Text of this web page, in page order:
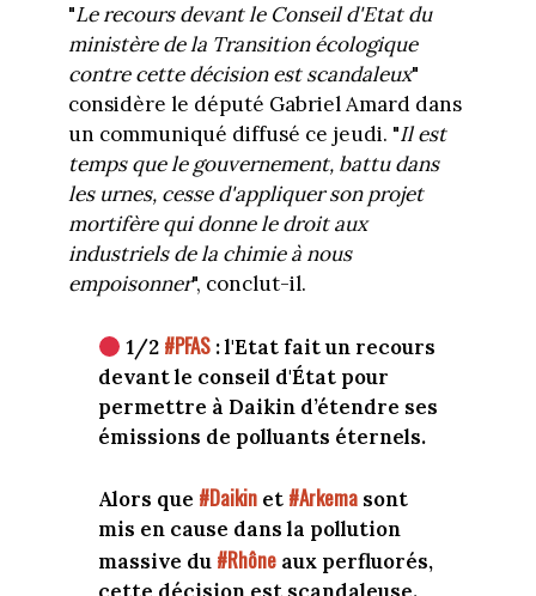
"Le recours devant le Conseil d'Etat du
ministère de la Transition écologique
contre cette décision est scandaleux"
considère le député Gabriel Amard dans
un communiqué diffusé ce jeudi. "Il est
temps que le gouvernement, battu dans
les urnes, cesse d'appliquer son projet
mortifère qui donne le droit aux
industriels de la chimie à nous
empoisonner", conclut-il.
1/2 #PFAS : l'Etat fait un recours
devant le conseil d'État pour
permettre à Daikin d’étendre ses
émissions de polluants éternels.
Alors que #Daikin et #Arkema sont
mis en cause dans la pollution
massive du #Rhône aux perfluorés,